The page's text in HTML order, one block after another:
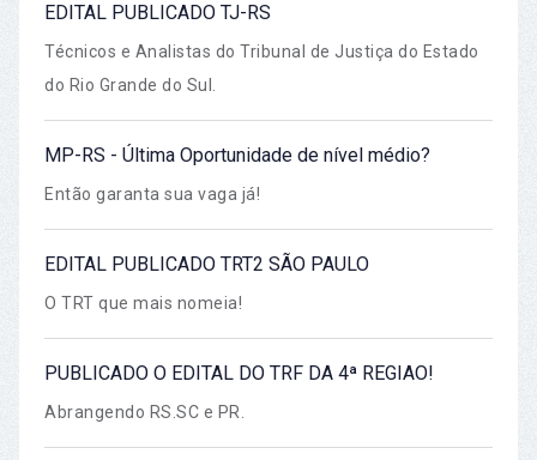
EDITAL PUBLICADO TJ-RS
Técnicos e Analistas do Tribunal de Justiça do Estado
do Rio Grande do Sul.
MP-RS - Última Oportunidade de nível médio?
Então garanta sua vaga já!
EDITAL PUBLICADO TRT2 SÃO PAULO
O TRT que mais nomeia!
PUBLICADO O EDITAL DO TRF DA 4ª REGIAO!
Abrangendo RS.SC e PR.